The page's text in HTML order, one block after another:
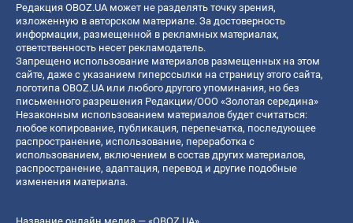
Редакция OBOZ.UA может не разделять точку зрения,
изложенную в авторском материале. За достоверность
информации, размещенной в рекламных материалах,
ответственность несет рекламодатель.
Запрещено использование материалов размещенных на этом
сайте, даже с указанием гиперссылки на страницу этого сайта,
логотипа OBOZ.UA или любого другого упоминания, но без
письменного разрешения Редакции/ООО «Золотая середина»
Незаконным использованием материалов будет считаться:
любое копирование, публикация, перепечатка, последующее
распространение, использование, переработка с
использованием, включением в состав других материалов,
распространение, адаптация, перевод и другие подобные
изменения материала.